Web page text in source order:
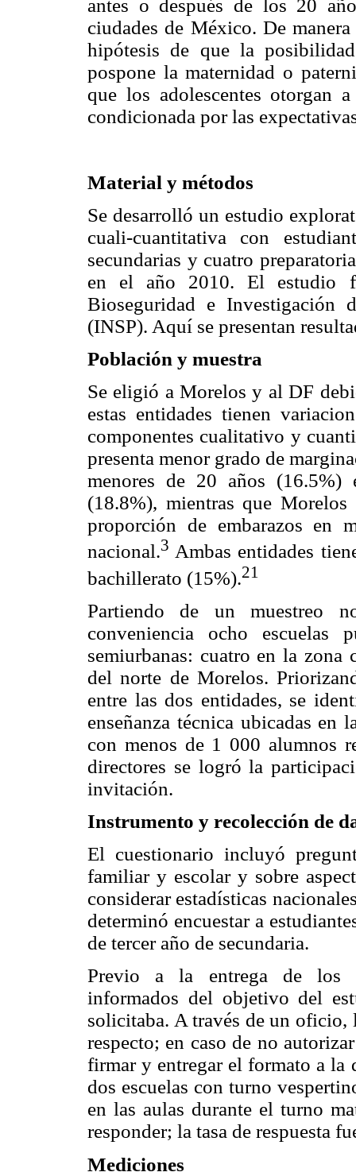
antes o después de los 20
ciudades de México. De
hipótesis de que la
pospone la maternidad o
que los adolescentes otorgan
condicionada por las
Material y métodos
Se desarrolló un estudio
cuali-cuantitativa con
secundarias y cuatro
en el año 2010. El estudio
Bioseguridad e Investigación
(INSP). Aquí se presentan
Población y muestra
Se eligió a Morelos y al DF
estas entidades tienen
componentes cualitativo y
presenta menor grado de
menores de 20 años (16.5%)
(18.8%), mientras que
proporción de embarazos en
nacional.3 Ambas entidades
bachillerato (15%).21
Partiendo de un muestreo
conveniencia ocho escuelas
semiurbanas: cuatro en la
del norte de Morelos.
entre las dos entidades, se
enseñanza técnica ubicadas en
con menos de 1 000 alumnos
directores se logró la
invitación.
Instrumento y recolección de
El cuestionario incluyó
familiar y escolar y sobre
considerar estadísticas
determinó encuestar a
de tercer año de secundaria.
Previo a la entrega de los
informados del objetivo del
solicitaba. A través de un
respecto; en caso de no
firmar y entregar el formato a la
dos escuelas con turno
en las aulas durante el turno
responder; la tasa de respuesta
Mediciones